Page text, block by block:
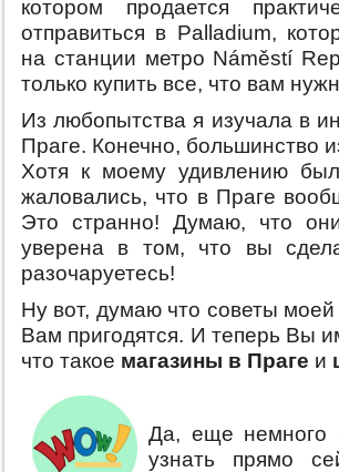
котором продается
отправиться в Palladium,
на станции метро Náměstí
только купить все, что вам
Из любопытства я изучала в
Праге. Конечно, большинство
Хотя к моему удивлению
жаловались, что в Праге
Это странно! Думаю, что
уверена в том, что вы
разочаруетесь!
Ну вот, думаю что советы
Вам пригодятся. И теперь Вы
что такое магазины в Праге и
Да, еще немного
узнать прямо